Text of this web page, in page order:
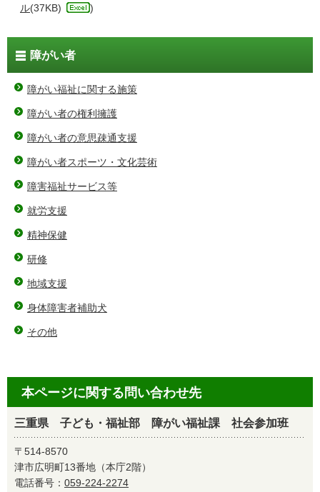
ル(37KB) )
障がい者
障がい福祉に関する施策
障がい者の権利擁護
障がい者の意思疎通支援
障がい者スポーツ・文化芸術
障害福祉サービス等
就労支援
精神保健
研修
地域支援
身体障害者補助犬
その他
本ページに関する問い合わせ先
三重県 子ども・福祉部 障がい福祉課 社会参加班
〒514-8570
津市広明町13番地（本庁2階）
電話番号： 059-224-2274